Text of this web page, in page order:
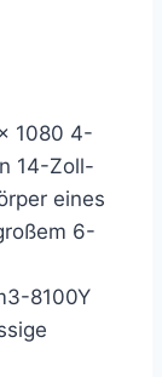
1080 4-
14-Zoll-
eines
6-
8100Y